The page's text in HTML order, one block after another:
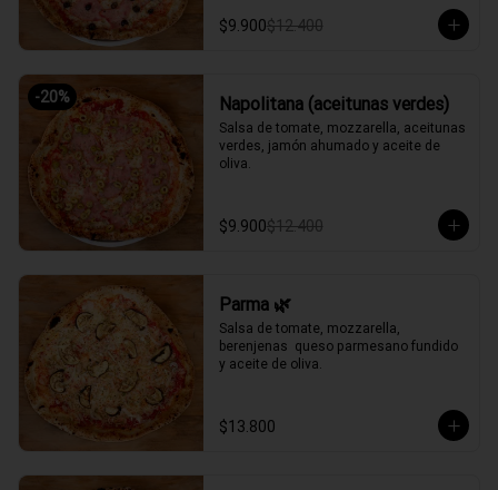
$9.900$12.400
-20% Napolitana (aceitunas verdes)
Salsa de tomate, mozzarella, aceitunas
verdes, jamón ahumado y aceite de
oliva.
$9.900$12.400
Parma 🌿
Salsa de tomate, mozzarella,
berenjenas  queso parmesano fundido
y aceite de oliva.
$13.800